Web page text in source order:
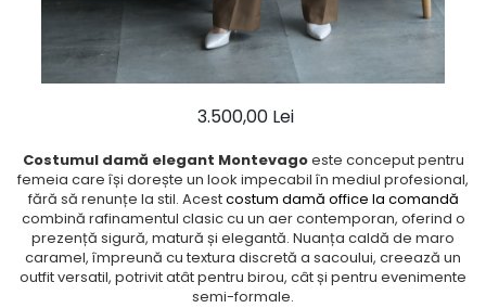
3.500,00 Lei
Costumul damă elegant Montevagoeste conceput pentru
femeia care își dorește un look impecabil în mediul profesional,
fără să renunțe la stil. Acestcostum damă office la comandă
combină rafinamentul clasic cu un aer contemporan, oferind o
prezență sigură, matură și elegantă. Nuanța caldă de maro
caramel, împreună cu textura discretă a sacoului, creează un
outfit versatil, potrivit atât pentru birou, cât și pentru evenimente
semi-formale.